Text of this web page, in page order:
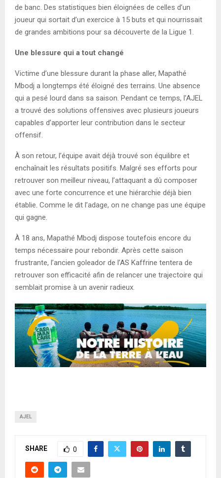
de banc. Des statistiques bien éloignées de celles d’un
joueur qui sortait d’un exercice à 15 buts et qui nourrissait
de grandes ambitions pour sa découverte de la Ligue 1.
Une blessure qui a tout changé
Victime d’une blessure durant la phase aller, Mapathé
Mbodj a longtemps été éloigné des terrains. Une absence
qui a pesé lourd dans sa saison. Pendant ce temps, l’AJEL
a trouvé des solutions offensives avec plusieurs joueurs
capables d’apporter leur contribution dans le secteur
offensif.
À son retour, l’équipe avait déjà trouvé son équilibre et
enchaînait les résultats positifs. Malgré ses efforts pour
retrouver son meilleur niveau, l’attaquant a dû composer
avec une forte concurrence et une hiérarchie déjà bien
établie. Comme le dit l’adage, on ne change pas une équipe
qui gagne.
À 18 ans, Mapathé Mbodj dispose toutefois encore du
temps nécessaire pour rebondir. Après cette saison
frustrante, l’ancien goleador de l’AS Kaffrine tentera de
retrouver son efficacité afin de relancer une trajectoire qui
semblait promise à un avenir radieux.
AJEL
SHARE 0